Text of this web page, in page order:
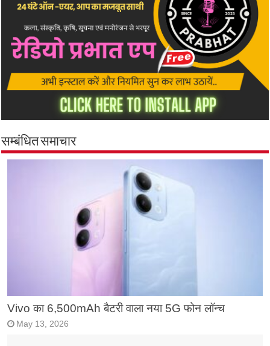
सम्बंधित समाचार
Vivo का 6,500mAh बैटरी वाला नया 5G फोन लॉन्च
May 13, 2026